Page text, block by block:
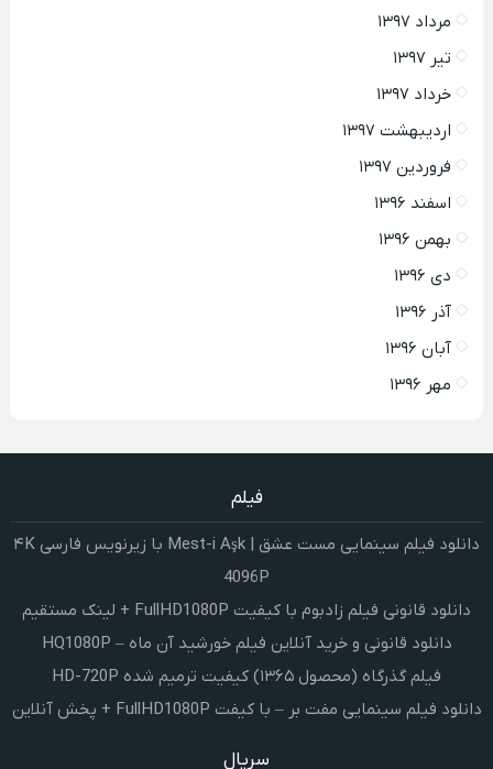
مرداد ۱۳۹۷
تیر ۱۳۹۷
خرداد ۱۳۹۷
اردیبهشت ۱۳۹۷
فروردین ۱۳۹۷
اسفند ۱۳۹۶
بهمن ۱۳۹۶
دی ۱۳۹۶
آذر ۱۳۹۶
آبان ۱۳۹۶
مهر ۱۳۹۶
فیلم
دانلود فیلم سینمایی مست عشق | Mest-i Aşk با زیرنویس فارسی ۴K
4096P
دانلود قانونی فیلم زادبوم با کیفیت FullHD1080P + لینک مستقیم
دانلود قانونی و خرید آنلاین فیلم خورشید آن ماه – HQ1080P
فیلم گذرگاه (محصول ۱۳۶۵) کیفیت ترمیم شده HD-720P
دانلود فیلم سینمایی مفت بر – با کیفت FullHD1080P + پخش آنلاین
سریال